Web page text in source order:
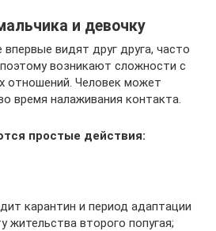
и девочку
видят друг друга, часто
возникают сложности с
отношений. Человек может
время налаживания контакта.
простые действия:
карантин и период адаптации
жительства второго попугая;